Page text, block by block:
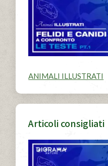
ANIMALI ILLUSTRATI
Articoli consigliati